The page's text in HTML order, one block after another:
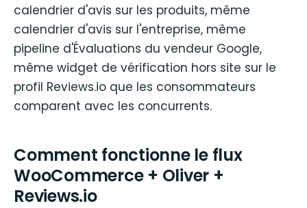
calendrier d'avis sur les produits, même
calendrier d'avis sur l'entreprise, même
pipeline d'Évaluations du vendeur Google,
même widget de vérification hors site sur le
profil Reviews.io que les consommateurs
comparent avec les concurrents.
Comment fonctionne le flux
WooCommerce + Oliver +
Reviews.io